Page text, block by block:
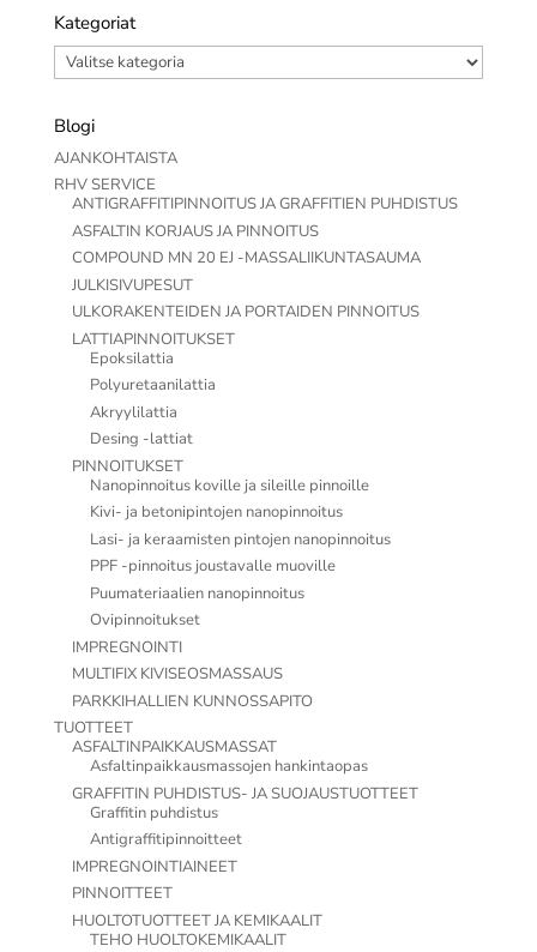
Kategoriat
Kategoriat
Blogi
AJANKOHTAISTA
RHV SERVICE
ANTIGRAFFITIPINNOITUS JA GRAFFITIEN PUHDISTUS
ASFALTIN KORJAUS JA PINNOITUS
COMPOUND MN 20 EJ -MASSALIIKUNTASAUMA
JULKISIVUPESUT
ULKORAKENTEIDEN JA PORTAIDEN PINNOITUS
LATTIAPINNOITUKSET
Epoksilattia
Polyuretaanilattia
Akryylilattia
Desing -lattiat
PINNOITUKSET
Nanopinnoitus koville ja sileille pinnoille
Kivi- ja betonipintojen nanopinnoitus
Lasi- ja keraamisten pintojen nanopinnoitus
PPF -pinnoitus joustavalle muoville
Puumateriaalien nanopinnoitus
Ovipinnoitukset
IMPREGNOINTI
MULTIFIX KIVISEOSMASSAUS
PARKKIHALLIEN KUNNOSSAPITO
TUOTTEET
ASFALTINPAIKKAUSMASSAT
Asfaltinpaikkausmassojen hankintaopas
GRAFFITIN PUHDISTUS- JA SUOJAUSTUOTTEET
Graffitin puhdistus
Antigraffitipinnoitteet
IMPREGNOINTIAINEET
PINNOITTEET
HUOLTOTUOTTEET JA KEMIKAALIT
TEHO HUOLTOKEMIKAALIT